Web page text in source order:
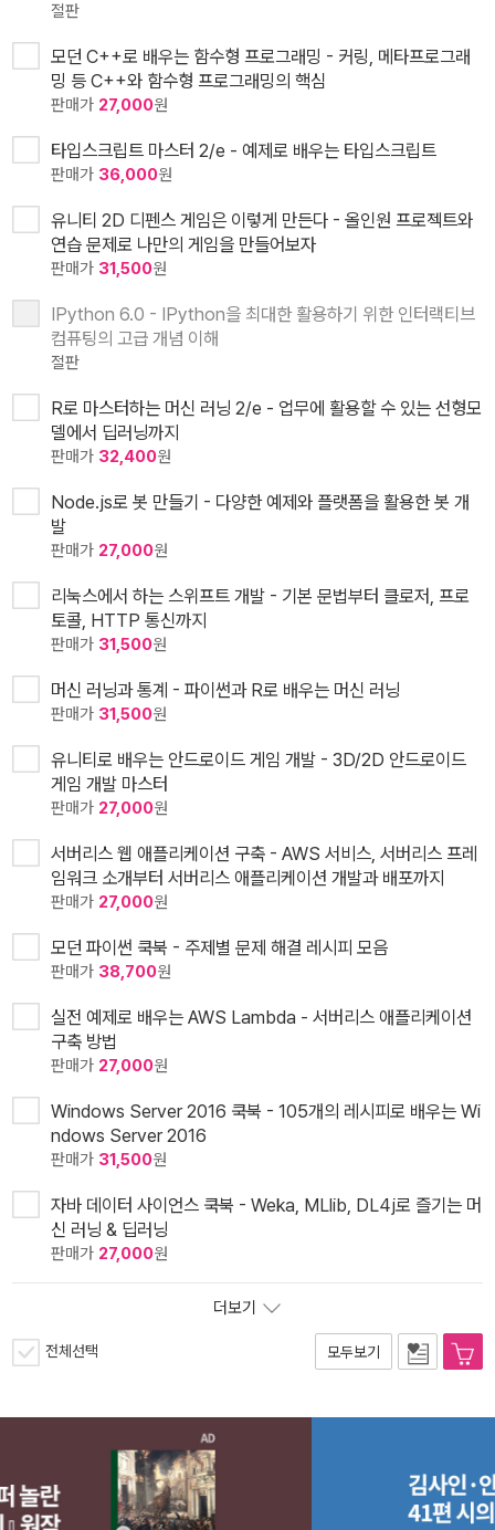
절판
모던 C++로 배우는 함수형 프로그래밍 - 커링, 메타프로그래
밍 등 C++와 함수형 프로그래밍의 핵심
판매가 27,000원
타입스크립트 마스터 2/e - 예제로 배우는 타입스크립트
판매가 36,000원
유니티 2D 디펜스 게임은 이렇게 만든다 - 올인원 프로젝트와
연습 문제로 나만의 게임을 만들어보자
판매가 31,500원
IPython 6.0 - IPython을 최대한 활용하기 위한 인터랙티브
컴퓨팅의 고급 개념 이해
절판
R로 마스터하는 머신 러닝 2/e - 업무에 활용할 수 있는 선형모
델에서 딥러닝까지
판매가 32,400원
Node.js로 봇 만들기 - 다양한 예제와 플랫폼을 활용한 봇 개
발
판매가 27,000원
리눅스에서 하는 스위프트 개발 - 기본 문법부터 클로저, 프로
토콜, HTTP 통신까지
판매가 31,500원
머신 러닝과 통계 - 파이썬과 R로 배우는 머신 러닝
판매가 31,500원
유니티로 배우는 안드로이드 게임 개발 - 3D/2D 안드로이드
게임 개발 마스터
판매가 27,000원
서버리스 웹 애플리케이션 구축 - AWS 서비스, 서버리스 프레
임워크 소개부터 서버리스 애플리케이션 개발과 배포까지
판매가 27,000원
모던 파이썬 쿡북 - 주제별 문제 해결 레시피 모음
판매가 38,700원
실전 예제로 배우는 AWS Lambda - 서버리스 애플리케이션
구축 방법
판매가 27,000원
Windows Server 2016 쿡북 - 105개의 레시피로 배우는 Wi
ndows Server 2016
판매가 31,500원
자바 데이터 사이언스 쿡북 - Weka, MLlib, DL4j로 즐기는 머
신 러닝 & 딥러닝
판매가 27,000원
더보기
전체선택 모두보기